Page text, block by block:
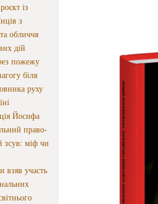
із
з
обличчя
дій
пожежу
біля
руху
Йосифа
право-
зсув: міф чи
взяв участь